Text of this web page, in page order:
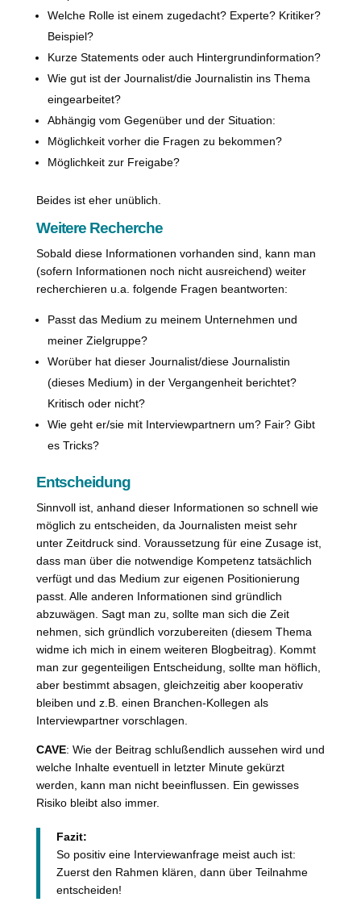
Welche Rolle ist einem zugedacht? Experte? Kritiker?
Beispiel?
Kurze Statements oder auch Hintergrundinformation?
Wie gut ist der Journalist/die Journalistin ins Thema
eingearbeitet?
Abhängig vom Gegenüber und der Situation:
Möglichkeit vorher die Fragen zu bekommen?
Möglichkeit zur Freigabe?
Beides ist eher unüblich.
Weitere Recherche
Sobald diese Informationen vorhanden sind, kann man
(sofern Informationen noch nicht ausreichend) weiter
recherchieren u.a. folgende Fragen beantworten:
Passt das Medium zu meinem Unternehmen und
meiner Zielgruppe?
Worüber hat dieser Journalist/diese Journalistin
(dieses Medium) in der Vergangenheit berichtet?
Kritisch oder nicht?
Wie geht er/sie mit Interviewpartnern um? Fair? Gibt
es Tricks?
Entscheidung
Sinnvoll ist, anhand dieser Informationen so schnell wie
möglich zu entscheiden, da Journalisten meist sehr
unter Zeitdruck sind. Voraussetzung für eine Zusage ist,
dass man über die notwendige Kompetenz tatsächlich
verfügt und das Medium zur eigenen Positionierung
passt. Alle anderen Informationen sind gründlich
abzuwägen. Sagt man zu, sollte man sich die Zeit
nehmen, sich gründlich vorzubereiten (diesem Thema
widme ich mich in einem weiteren Blogbeitrag). Kommt
man zur gegenteiligen Entscheidung, sollte man höflich,
aber bestimmt absagen, gleichzeitig aber kooperativ
bleiben und z.B. einen Branchen-Kollegen als
Interviewpartner vorschlagen.
CAVE: Wie der Beitrag schlußendlich aussehen wird und
welche Inhalte eventuell in letzter Minute gekürzt
werden, kann man nicht beeinflussen. Ein gewisses
Risiko bleibt also immer.
Fazit:
So positiv eine Interviewanfrage meist auch ist:
Zuerst den Rahmen klären, dann über Teilnahme
entscheiden!